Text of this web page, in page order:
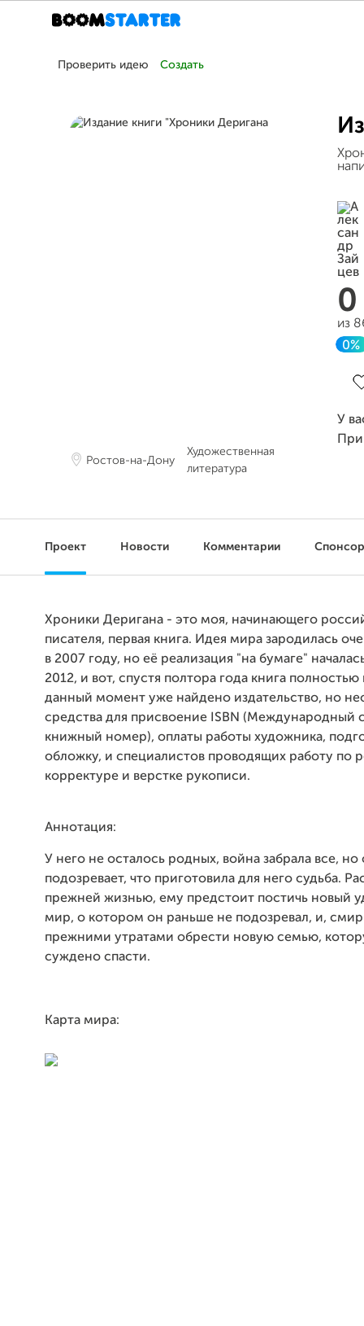
Проверить идею Создать
Ростов-на-Дону
Художественная
литература
из
0%
У
Проект Новости Комментарии
Хроники Деригана - это моя, начинающего
писателя, первая книга. Идея мира зародилась
в 2007 году, но её реализация "на бумаге"
2012, и вот, спустя полтора года книга
данный момент уже найдено издательство, но
средства для присвоение ISBN (Международный
книжный номер), оплаты работы художника,
обложку, и специалистов проводящих работу по
корректуре и верстке рукописи.
Аннотация:
У него не осталось родных, война забрала все,
подозревает, что приготовила для него судьба.
прежней жизнью, ему предстоит постичь новый
мир, о котором он раньше не подозревал, и,
прежними утратами обрести новую семью,
суждено спасти.
Карта мира: